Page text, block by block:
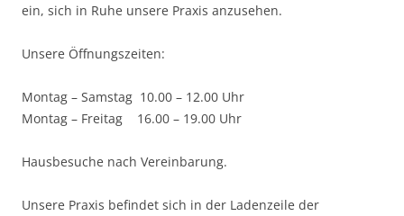
ein, sich in Ruhe unsere Praxis anzusehen.
Unsere Öffnungszeiten:
Montag – Samstag 10.00 – 12.00 Uhr
Montag – Freitag 16.00 – 19.00 Uhr
Hausbesuche nach Vereinbarung.
Unsere Praxis befindet sich in der Ladenzeile der